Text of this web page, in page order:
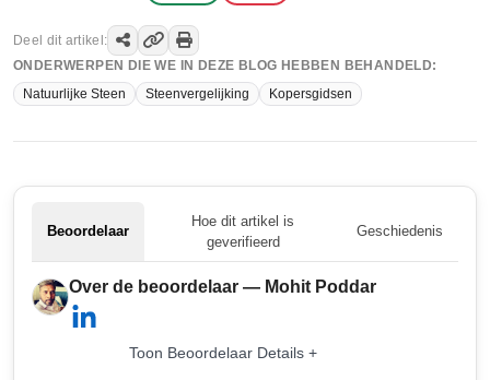
Deel dit artikel:
ONDERWERPEN DIE WE IN DEZE BLOG HEBBEN BEHANDELD:
Natuurlijke Steen
Steenvergelijking Kopersgidsen
Beoordelaar
Hoe dit artikel is
geverifieerd
Geschiedenis
Over de beoordelaar — Mohit Poddar
Toon Beoordelaar Details +